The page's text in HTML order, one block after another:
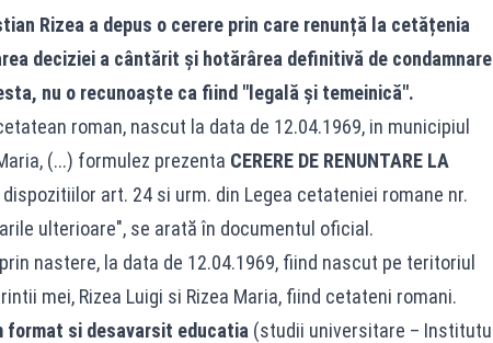
Rizea a depus o cerere prin care renunță la cetățenia
deciziei a cântărit și hotărârea definitivă de condamnare
nu o recunoaște ca fiind "legală și temeinică".
roman, nascut la data de 12.04.1969, in municipiul
(...) formulez prezenta CERERE DE RENUNTARE LA
art. 24 si urm. din Legea cetateniei romane nr.
ulterioare", se arată în documentul oficial.
nastere, la data de 12.04.1969, fiind nascut pe teritoriul
mei, Rizea Luigi si Rizea Maria, fiind cetateni romani.
format si desavarsit educatia (studii universitare – Institutul